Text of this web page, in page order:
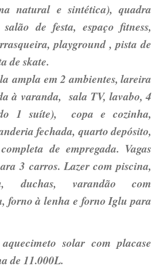
natural e sintética), quadra
salão de festa, espaço fitness,
playground , pista de
de skate.
ampla em 2 ambientes, lareira
à varanda, sala TV, lavabo, 4
1 suíte), copa e cozinha,
fechada, quarto depósito,
de empregada. Vagas
3 carros. Lazer com piscina,
duchas, varandão com
forno à lenha e forno Iglu para
solar com placase
de 11.000L.